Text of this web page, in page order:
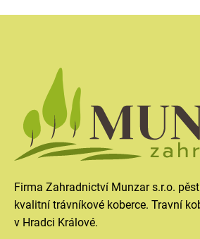
Firma Zahradnictví Munzar s.r.o.
kvalitní trávníkové koberce. Travní
v Hradci Králové.